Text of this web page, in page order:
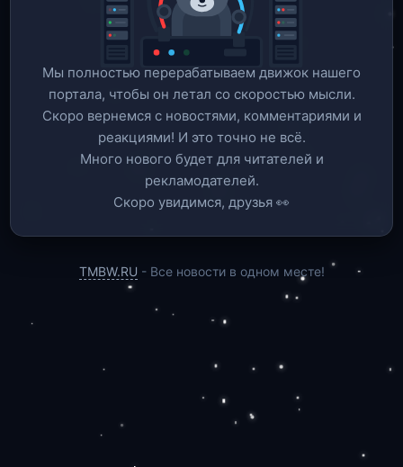
Мы полностью перерабатываем движок нашего
портала, чтобы он летал со скоростью мысли.
Скоро вернемся c новостями, комментариями и
реакциями! И это точно не всё.
Много нового будет для читателей и
рекламодателей.
Скоро увидимся, друзья 👀
TMBW.RU - Все новости в одном месте!